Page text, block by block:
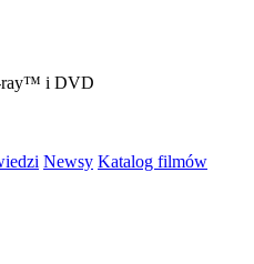
ray™ i DVD
Newsy Katalog filmów